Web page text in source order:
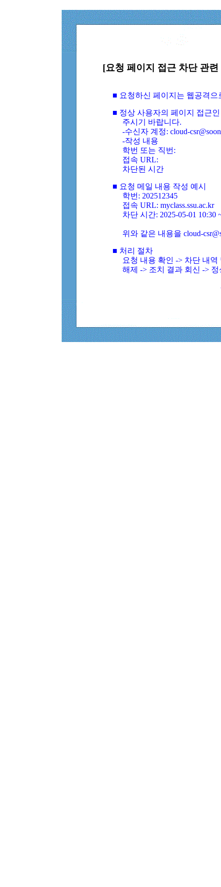
[요청 페이지 접근 차단 관
■ 요청하신 페이지는 웹공격
■ 정상 사용자의 페이지 접근
주시기 바랍니다.
-수신자 계정: cloud-
-작성 내용
학번 또는 직번:
접속 URL:
차단된 시간
■ 요청 메일 내용 작성 예시
학번: 202512345
접속 URL: myclass.ssu.ac.kr
차단 시간: 2025-05-01 10:30
위와 같은 내용을 cloud-
■ 처리 절차
요청 내용 확인 -> 차단 내
해제 -> 조치 결과 회신 ->